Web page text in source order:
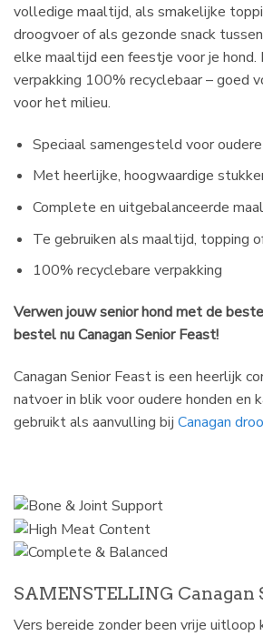
volledige maaltijd, als smakelijke
droogvoer of als gezonde snack
elke maaltijd een feestje voor je hond.
verpakking 100% recyclebaar – goed
voor het milieu.
Speciaal samengesteld voor
Met heerlijke, hoogwaardige
Complete en uitgebalanceerde
Te gebruiken als maaltijd, topping
100% recyclebare verpakking
Verwen jouw senior hond met de
bestel nu Canagan Senior Feast!
Canagan Senior Feast is een heerlijk
natvoer in blik voor oudere honden en
gebruikt als aanvulling bij Canagan
SAMENSTELLING Canagan
Vers bereide zonder been vrije uitloop